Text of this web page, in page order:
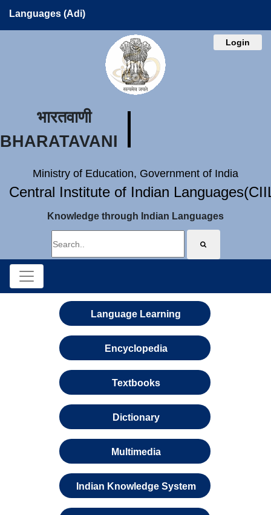
Languages (Adi)
Login
भारतवाणी
BHARATAVANI
Ministry of Education, Government of India
Central Institute of Indian
Knowledge through Indian Languages
Language Learning
Encyclopedia
Textbooks
Dictionary
Multimedia
Indian Knowledge System